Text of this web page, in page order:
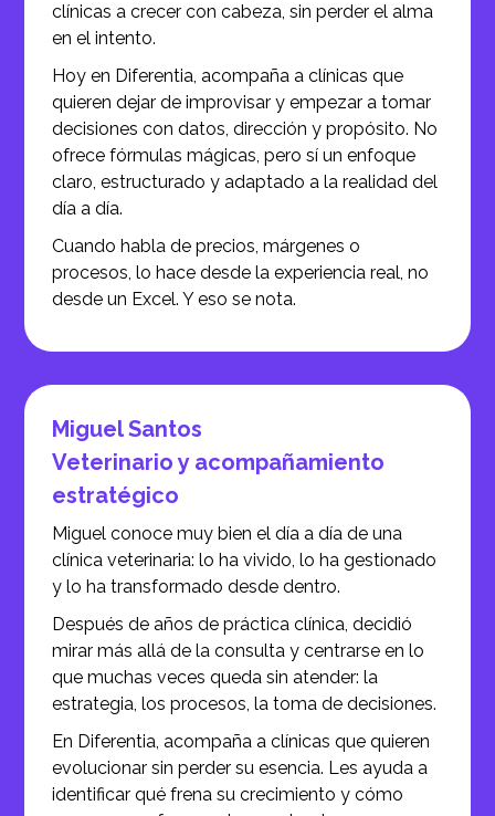
clínicas a crecer con cabeza, sin perder el alma
en el intento.
Hoy en Diferentia, acompaña a clínicas que
quieren dejar de improvisar y empezar a tomar
decisiones con datos, dirección y propósito. No
ofrece fórmulas mágicas, pero sí un enfoque
claro, estructurado y adaptado a la realidad del
día a día.
Cuando habla de precios, márgenes o
procesos, lo hace desde la experiencia real, no
desde un Excel.Y eso se nota.
Miguel Santos
Veterinario y acompañamiento
estratégico
Miguel conoce muy bien el día a día de una
clínica veterinaria: lo ha vivido, lo ha gestionado
y lo ha transformado desde dentro.
Después de años de práctica clínica, decidió
mirar más allá de la consulta y centrarse en lo
que muchas veces queda sin atender: la
estrategia, los procesos, la toma de decisiones.
En Diferentia, acompaña a clínicas que quieren
evolucionar sin perder su esencia. Les ayuda a
identificar qué frena su crecimiento y cómo